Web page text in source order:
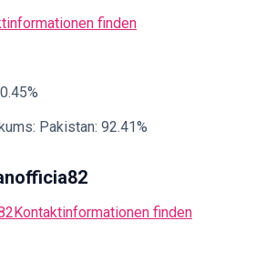
finden
Pakistan: 92.41%
Kontaktinformationen finden